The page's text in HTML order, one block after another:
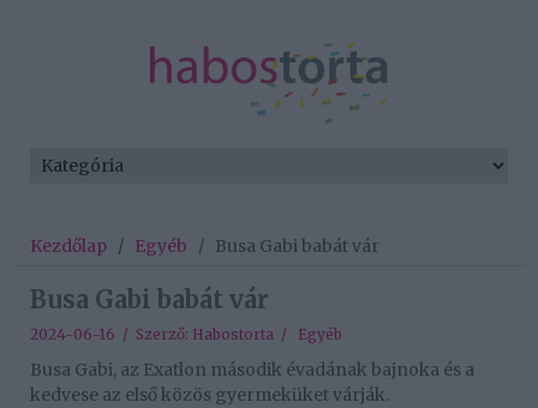
Kezdőlap / Egyéb / Busa Gabi babát vár
Busa Gabi babát vár
2024-06-16 / Szerző: Habostorta / Egyéb
Busa Gabi, az Exatlon második évadának bajnoka és a
kedvese az első közös gyermeküket várják.